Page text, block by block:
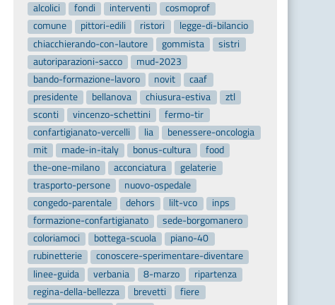
alcolici
fondi interventi
cosmoprof
comune
pittori-edili ristori
legge-di-bilancio
chiacchierando-con-lautore
gommista
sistri
autoriparazioni-sacco
mud-2023
bando-formazione-lavoro
novit
caaf
presidente
bellanova chiusura-estiva
ztl
sconti
vincenzo-schettini
fermo-tir
confartigianato-vercelli
lia
benessere-oncologia
mit
made-in-italy bonus-cultura
food
the-one-milano
acconciatura
gelaterie
trasporto-persone
nuovo-ospedale
congedo-parentale
dehors lilt-vco
inps
formazione-confartigianato
sede-borgomanero
coloriamoci
bottega-scuola
piano-40
rubinetterie
conoscere-sperimentare-diventare
linee-guida
verbania 8-marzo
ripartenza
regina-della-bellezza
brevetti
fiere